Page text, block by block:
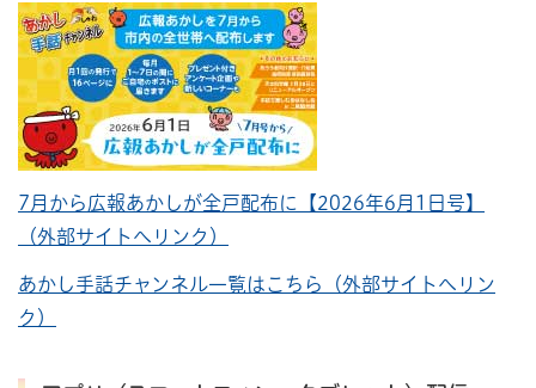
7月から広報あかしが全戸配布に【2026年6月1日号】
（外部サイトへリンク）
あかし手話チャンネル一覧はこちら（外部サイトへリン
ク）